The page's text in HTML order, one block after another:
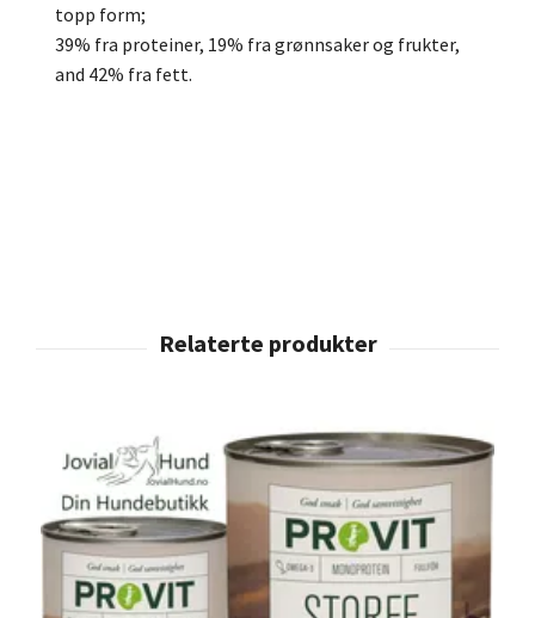
topp form;
39% fra proteiner, 19% fra grønnsaker og frukter,
and 42% fra fett.